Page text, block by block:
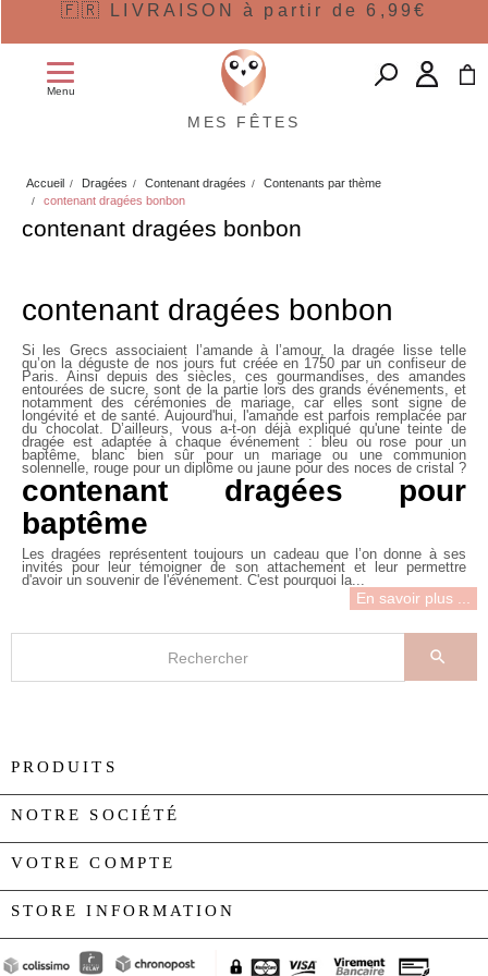
🇫🇷 LIVRAISON à partir de 6,99€
Menu
MES FÊTES
Accueil Dragées Contenant dragées
Contenants par thème
contenant dragées bonbon
contenant dragées bonbon
contenant dragées bonbon
Si les Grecs associaient l’amande à l’amour, la dragée lisse telle
qu’on la déguste de nos jours fut créée en 1750 par un confiseur de
Paris. Ainsi depuis des siècles, ces gourmandises, des amandes
entourées de sucre, sont de la partie lors des grands événements, et
notamment des cérémonies de mariage, car elles sont signe de
longévité et de santé. Aujourd'hui, l'amande est parfois remplacée par
du chocolat. D’ailleurs, vous a-t-on déjà expliqué qu'une teinte de
dragée est adaptée à chaque événement : bleu ou rose pour un
baptême, blanc bien sûr pour un mariage ou une communion
solennelle, rouge pour un diplôme ou jaune pour des noces de cristal ?
contenant dragées pour
baptême
Les dragées représentent toujours un cadeau que l’on donne à ses
invités pour leur témoigner de son attachement et leur permettre
d'avoir un souvenir de l'événement. C'est pourquoi la...
En savoir plus ...

PRODUITS
NOTRE SOCIÉTÉ
VOTRE COMPTE
STORE INFORMATION